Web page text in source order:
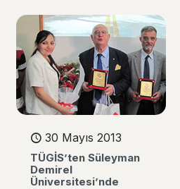
30 Mayıs 2013
TÜGİS’ten Süleyman
Demirel
Üniversitesi’nde